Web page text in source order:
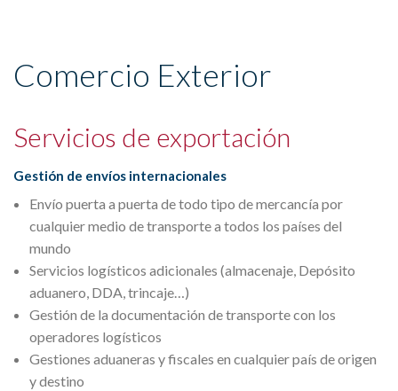
Comercio Exterior
Servicios de exportación
Gestión de envíos internacionales
Envío puerta a puerta de todo tipo de mercancía por
cualquier medio de transporte a todos los países del
mundo
Servicios logísticos adicionales (almacenaje, Depósito
aduanero, DDA, trincaje…)
Gestión de la documentación de transporte con los
operadores logísticos
Gestiones aduaneras y fiscales en cualquier país de origen
y destino